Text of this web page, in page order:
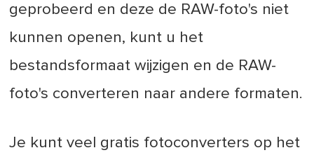
geprobeerd en deze de RAW-foto's niet
kunnen openen, kunt u het
bestandsformaat wijzigen en de RAW-
foto's converteren naar andere formaten.
Je kunt veel gratis fotoconverters op het